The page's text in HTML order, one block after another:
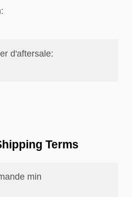
d'aftersale:
Terms
min